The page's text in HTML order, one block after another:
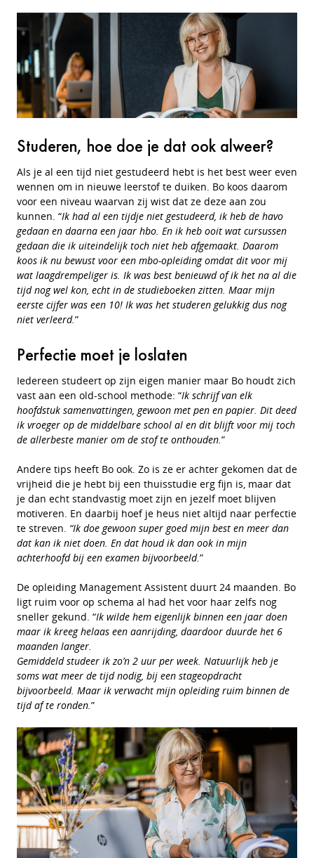
Studeren, hoe doe je dat ook alweer?
Als je al een tijd niet gestudeerd hebt is het best weer even
wennen om in nieuwe leerstof te duiken. Bo koos daarom
voor een niveau waarvan zij wist dat ze deze aan zou
kunnen. “Ik had al een tijdje niet gestudeerd, ik heb de havo
gedaan en daarna een jaar hbo. En ik heb ooit wat cursussen
gedaan die ik uiteindelijk toch niet heb afgemaakt. Daarom
koos ik nu bewust voor een mbo-opleiding omdat dit voor mij
wat laagdrempeliger is. Ik was best benieuwd of ik het na al die
tijd nog wel kon, echt in de studieboeken zitten. Maar mijn
eerste cijfer was een 10! Ik was het studeren gelukkig dus nog
niet verleerd.”
Perfectie moet je loslaten
Iedereen studeert op zijn eigen manier maar Bo houdt zich
vast aan een old-school methode: “Ik schrijf van elk
hoofdstuk samenvattingen, gewoon met pen en papier. Dit deed
ik vroeger op de middelbare school al en dit blijft voor mij toch
de allerbeste manier om de stof te onthouden.”
Andere tips heeft Bo ook. Zo is ze er achter gekomen dat de
vrijheid die je hebt bij een thuisstudie erg fijn is, maar dat
je dan echt standvastig moet zijn en jezelf moet blijven
motiveren. En daarbij hoef je heus niet altijd naar perfectie
te streven. “Ik doe gewoon super goed mijn best en meer dan
dat kan ik niet doen. En dat houd ik dan ook in mijn
achterhoofd bij een examen bijvoorbeeld.”
De opleiding Management Assistent duurt 24 maanden. Bo
ligt ruim voor op schema al had het voor haar zelfs nog
sneller gekund. “Ik wilde hem eigenlijk binnen een jaar doen
maar ik kreeg helaas een aanrijding, daardoor duurde het 6
maanden langer.
Gemiddeld studeer ik zo’n 2 uur per week. Natuurlijk heb je
soms wat meer de tijd nodig, bij een stageopdracht
bijvoorbeeld. Maar ik verwacht mijn opleiding ruim binnen de
tijd af te ronden.”